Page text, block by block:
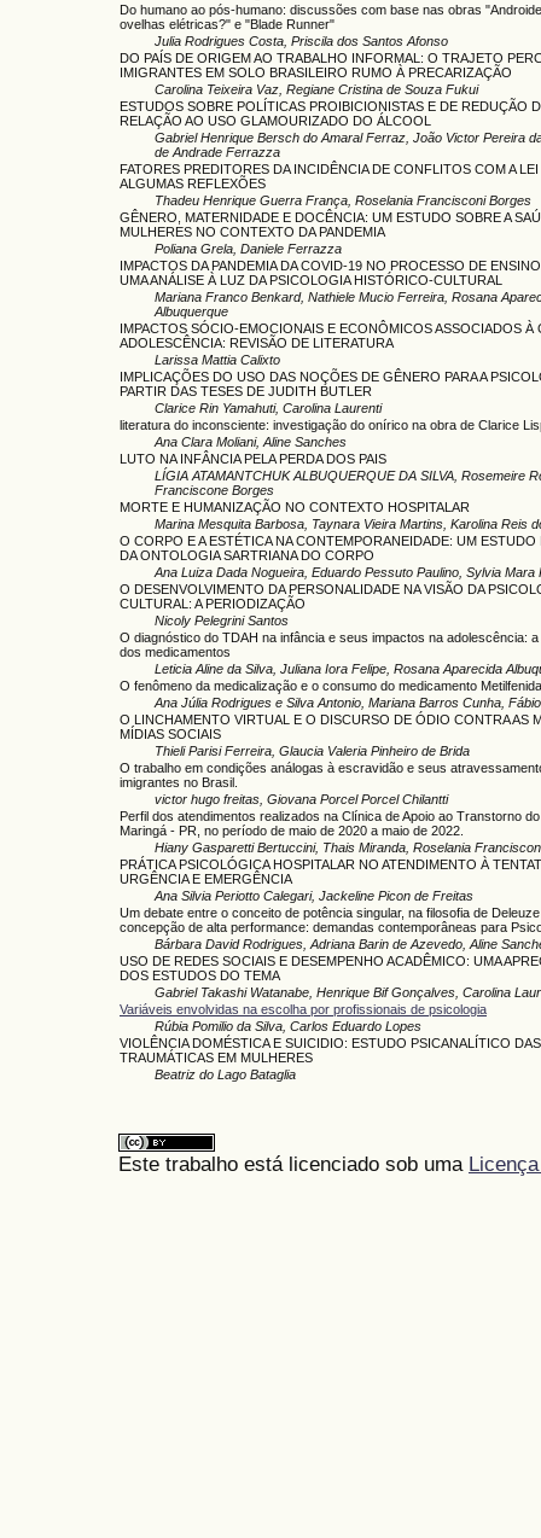
Do humano ao pós-humano: discussões com base nas obras
ovelhas elétricas?" e "Blade Runner"
Julia Rodrigues Costa, Priscila dos Santos Afonso
DO PAÍS DE ORIGEM AO TRABALHO INFORMAL: O TRAJETO
IMIGRANTES EM SOLO BRASILEIRO RUMO À PRECARIZAÇÃO
Carolina Teixeira Vaz, Regiane Cristina de Souza Fukui
ESTUDOS SOBRE POLÍTICAS PROIBICIONISTAS E DE REDUÇÃO
RELAÇÃO AO USO GLAMOURIZADO DO ÁLCOOL
Gabriel Henrique Bersch do Amaral Ferraz, João Victor Pereira
de Andrade Ferrazza
FATORES PREDITORES DA INCIDÊNCIA DE CONFLITOS COM A
ALGUMAS REFLEXÕES
Thadeu Henrique Guerra França, Roselania Francisconi Borges
GÊNERO, MATERNIDADE E DOCÊNCIA: UM ESTUDO SOBRE A
MULHERES NO CONTEXTO DA PANDEMIA
Poliana Grela, Daniele Ferrazza
IMPACTOS DA PANDEMIA DA COVID-19 NO PROCESSO DE
UMA ANÁLISE À LUZ DA PSICOLOGIA HISTÓRICO-CULTURAL
Mariana Franco Benkard, Nathiele Mucio Ferreira, Rosana
Albuquerque
IMPACTOS SÓCIO-EMOCIONAIS E ECONÔMICOS ASSOCIADOS À
ADOLESCÊNCIA: REVISÃO DE LITERATURA
Larissa Mattia Calixto
IMPLICAÇÕES DO USO DAS NOÇÕES DE GÊNERO PARA A
PARTIR DAS TESES DE JUDITH BUTLER
Clarice Rin Yamahuti, Carolina Laurenti
literatura do inconsciente: investigação do onírico na obra de Clarice
Ana Clara Moliani, Aline Sanches
LUTO NA INFÂNCIA PELA PERDA DOS PAIS
LÍGIA ATAMANTCHUK ALBUQUERQUE DA SILVA, Rosemeire
Franciscone Borges
MORTE E HUMANIZAÇÃO NO CONTEXTO HOSPITALAR
Marina Mesquita Barbosa, Taynara Vieira Martins, Karolina Reis
O CORPO E A ESTÉTICA NA CONTEMPORANEIDADE: UM ESTUDO
DA ONTOLOGIA SARTRIANA DO CORPO
Ana Luiza Dada Nogueira, Eduardo Pessuto Paulino, Sylvia Mara
O DESENVOLVIMENTO DA PERSONALIDADE NA VISÃO DA
CULTURAL: A PERIODIZAÇÃO
Nicoly Pelegrini Santos
O diagnóstico do TDAH na infância e seus impactos na adolescência:
dos medicamentos
Leticia Aline da Silva, Juliana Iora Felipe, Rosana Aparecida
O fenômeno da medicalização e o consumo do medicamento
Ana Júlia Rodrigues e Silva Antonio, Mariana Barros Cunha,
O LINCHAMENTO VIRTUAL E O DISCURSO DE ÓDIO CONTRA AS
MÍDIAS SOCIAIS
Thieli Parisi Ferreira, Glaucia Valeria Pinheiro de Brida
O trabalho em condições análogas à escravidão e seus
imigrantes no Brasil.
victor hugo freitas, Giovana Porcel Porcel Chilantti
Perfil dos atendimentos realizados na Clínica de Apoio ao Transtorno
Maringá - PR, no período de maio de 2020 a maio de 2022.
Hiany Gasparetti Bertuccini, Thais Miranda, Roselania
PRÁTICA PSICOLÓGICA HOSPITALAR NO ATENDIMENTO À
URGÊNCIA E EMERGÊNCIA
Ana Silvia Periotto Calegari, Jackeline Picon de Freitas
Um debate entre o conceito de potência singular, na filosofia de
concepção de alta performance: demandas contemporâneas para
Bárbara David Rodrigues, Adriana Barin de Azevedo, Aline
USO DE REDES SOCIAIS E DESEMPENHO ACADÊMICO: UMA
DOS ESTUDOS DO TEMA
Gabriel Takashi Watanabe, Henrique Bif Gonçalves, Carolina
Variáveis envolvidas na escolha por profissionais de psicologia
Rúbia Pomilio da Silva, Carlos Eduardo Lopes
VIOLÊNCIA DOMÉSTICA E SUICIDIO: ESTUDO PSICANALÍTICO
TRAUMÁTICAS EM MULHERES
Beatriz do Lago Bataglia
Este trabalho está licenciado sob uma